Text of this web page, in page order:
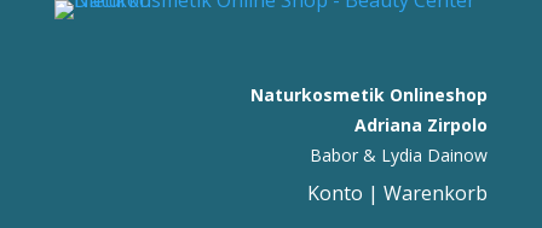
Naturkosmetik Onlineshop
Adriana Zirpolo
Babor & Lydia Dainow
Konto |Warenkorb